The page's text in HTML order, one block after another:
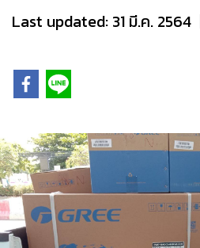
Last updated: 31 มี.ค. 2564